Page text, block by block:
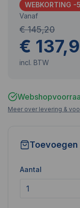
WEBKORTING -5
Vanaf
€ 145,20
€
incl. BTW
Meer over levering &
Aantal